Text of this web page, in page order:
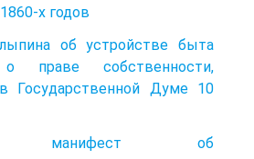
х годов
об устройстве быта
праве собственности,
Государственной Думе 10
манифест об